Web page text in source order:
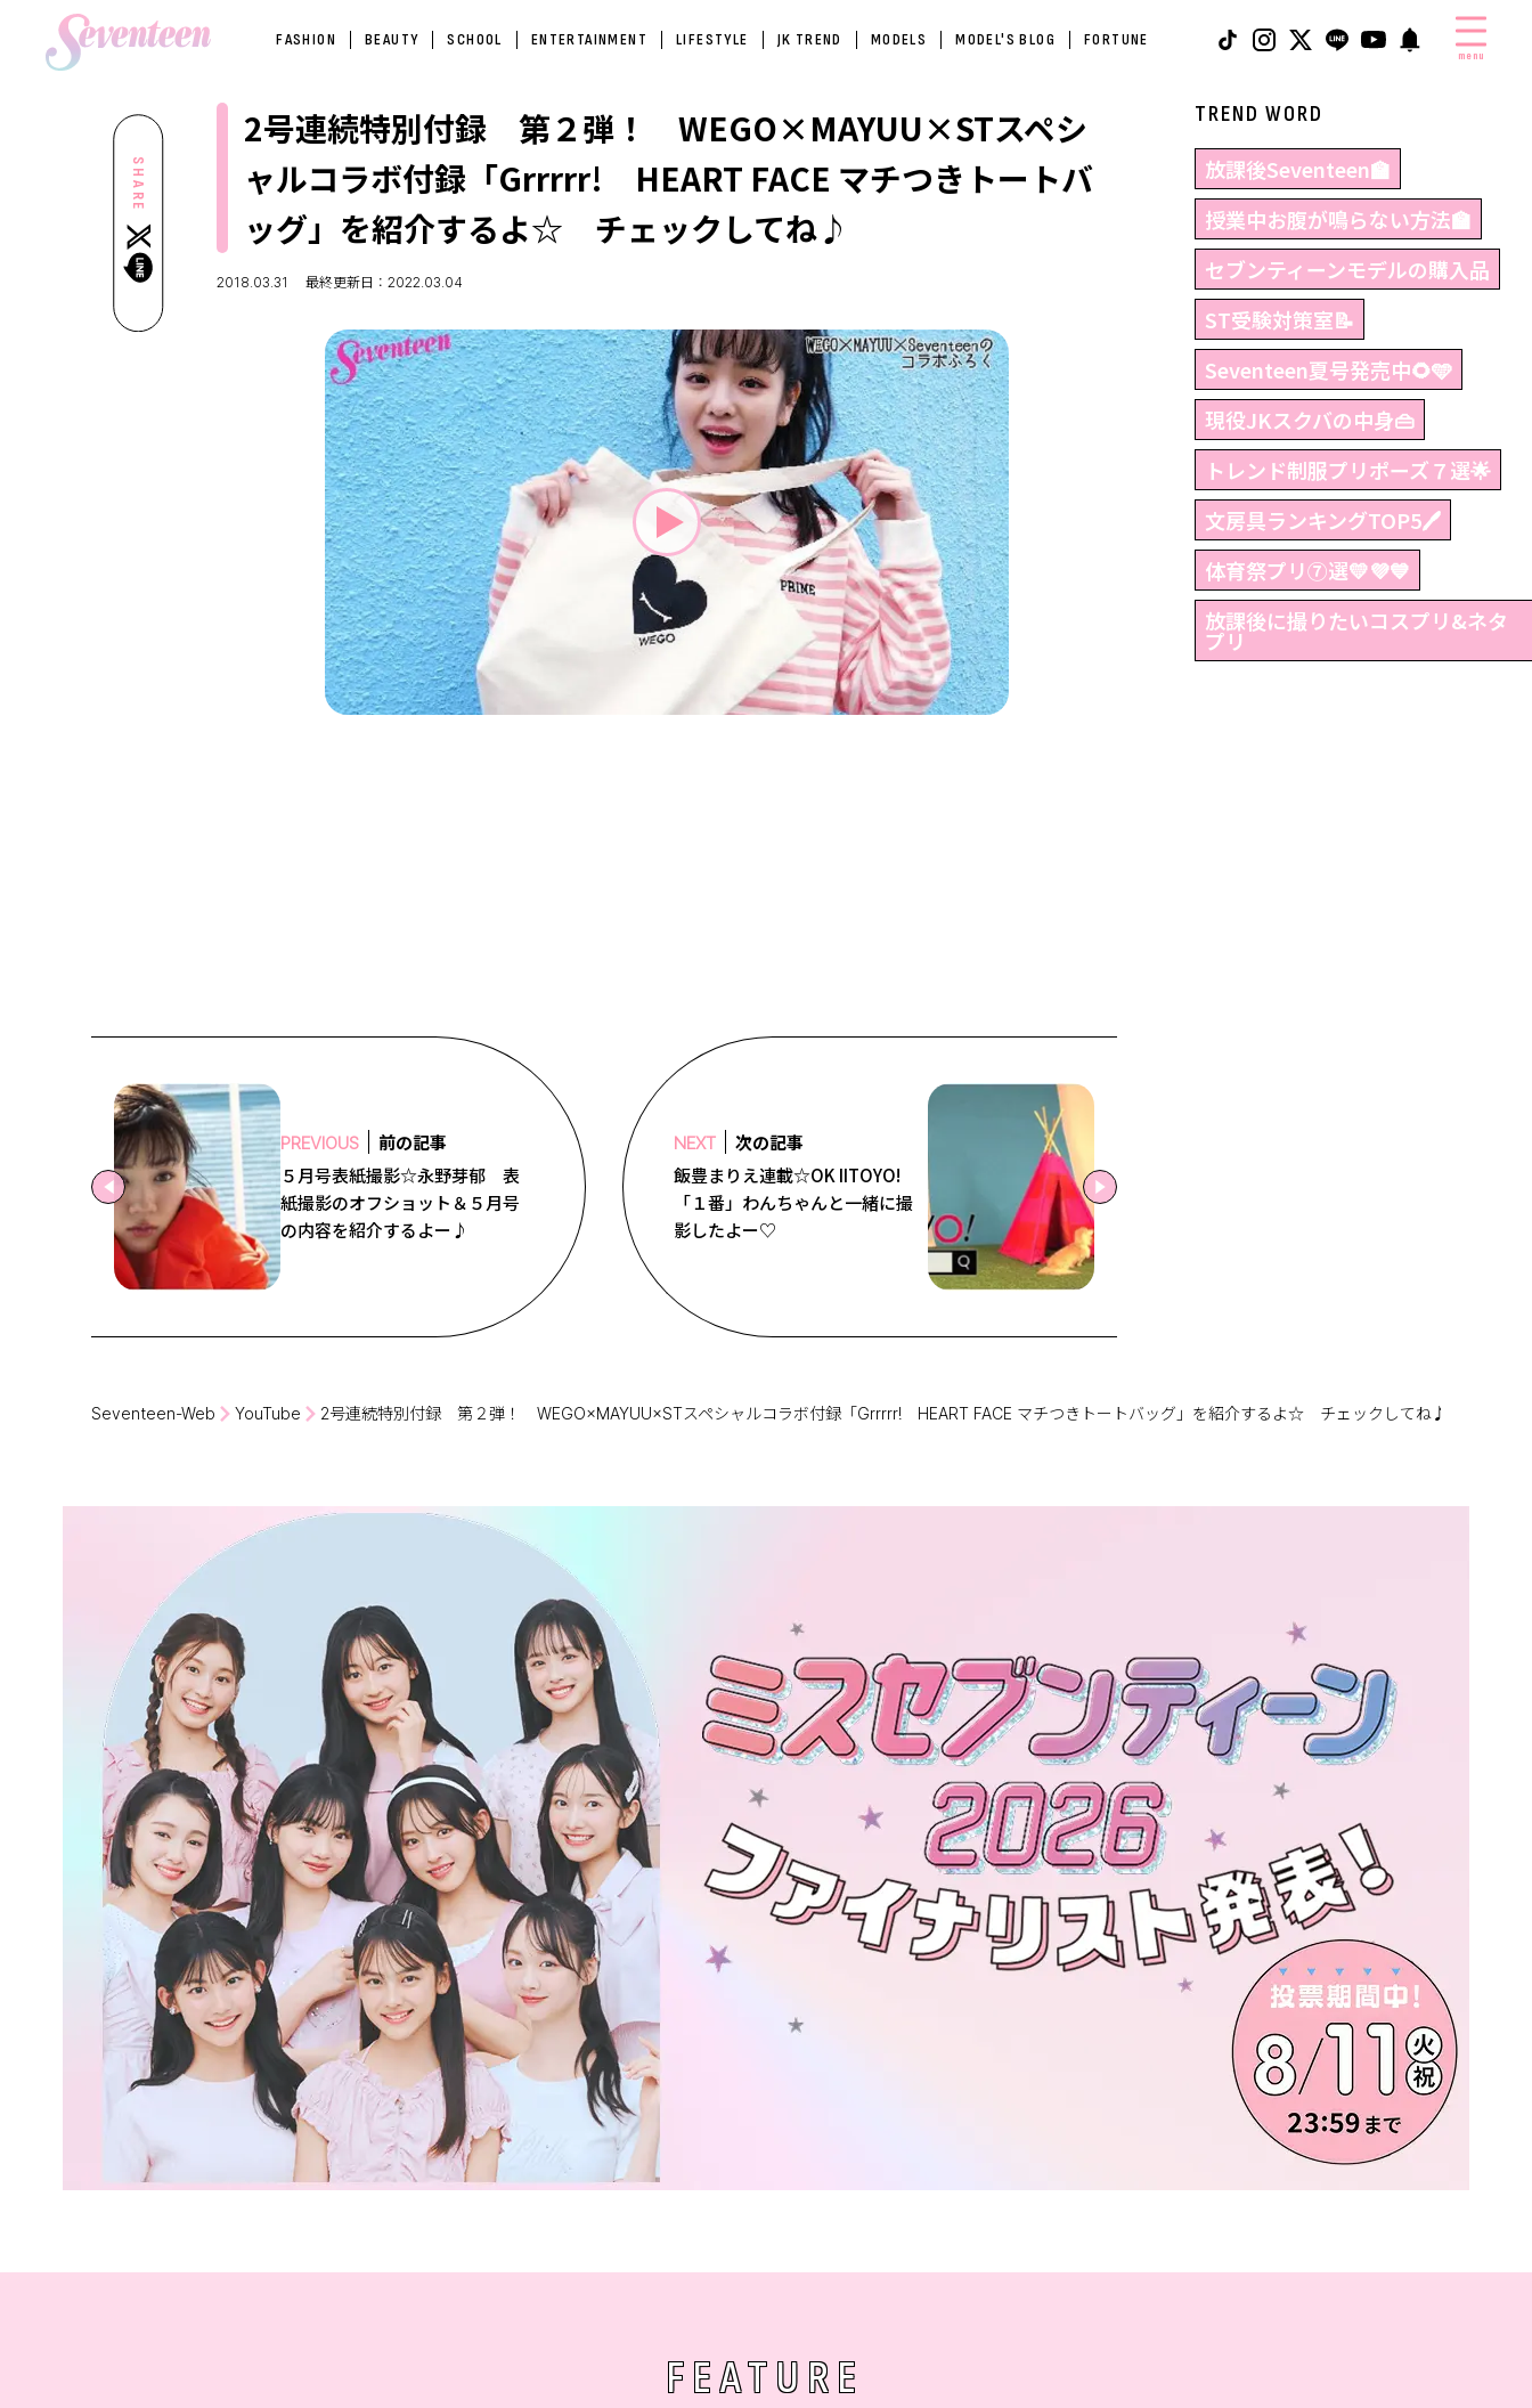
FASHION BEAUTY SCHOOL ENTERTAINMENT LIFESTYLE JK TREND MODELS MODEL'S BLOG FORTUNE
menu
SHARE
2号連続特別付録 第２弾！ WEGO×MAYUU×STスペシ
ャルコラボ付録「Grrrrr! HEART FACE マチつきトートバ
ッグ」を紹介するよ☆ チェックしてね♪
2018.03.31 最終更新日：2022.03.04
PREVIOUS
前の記事
５月号表紙撮影☆永野芽郁 表
紙撮影のオフショット＆５月号
の内容を紹介するよー♪
NEXT
次の記事
飯豊まりえ連載☆OK IITOYO!
「１番」わんちゃんと一緒に撮
影したよー♡
TREND WORD
放課後Seventeen🏫
授業中お腹が鳴らない方法🏫
セブンティーンモデルの購入品
ST受験対策室📝
Seventeen夏号発売中🌻🩵
現役JKスクバの中身👜
トレンド制服プリポーズ７選🌟
文房具ランキングTOP5🖊
体育祭プリ⑦選💛💜💙
放課後に撮りたいコスプリ&ネタ
プリ
Seventeen-Web YouTube 2号連続特別付録 第２弾！ WEGO×MAYUU×STスペシャルコラボ付録「Grrrrr! HEART FACE マチつきトートバッグ」を紹介するよ☆ チェックしてね♪
FEATURE